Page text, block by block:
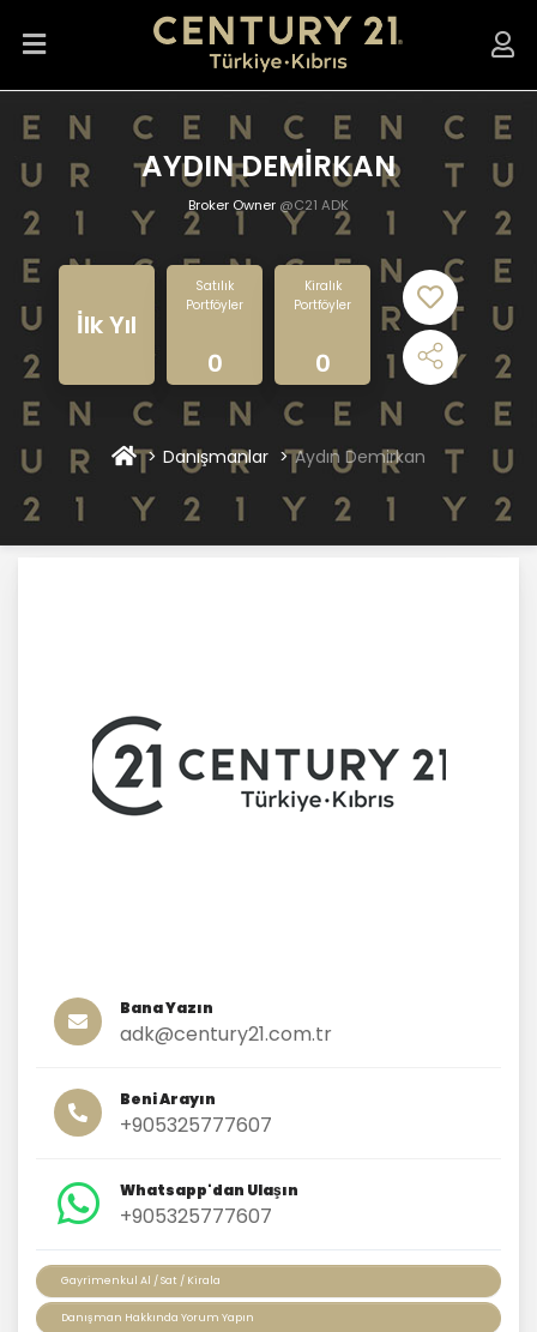
AYDIN DEMİRKAN
Broker Owner @C21 ADK
İlk Yıl
Satılık
Portföyler
0
Kiralık
Portföyler
0
Danışmanlar Aydın Demirkan
Bana Yazın
adk@century21.com.tr
Beni Arayın
+905325777607
Whatsapp'dan Ulaşın
+905325777607
Gayrimenkul Al / Sat / Kirala
Danışman Hakkında Yorum Yapın